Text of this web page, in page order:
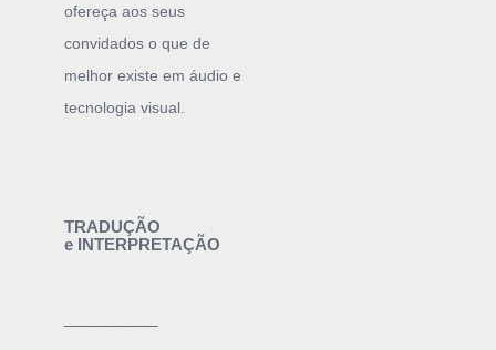
ofereça aos seus
convidados o que de
melhor existe em áudio e
tecnologia visual.
TRADUÇÃO
e
INTERPRETAÇÃO